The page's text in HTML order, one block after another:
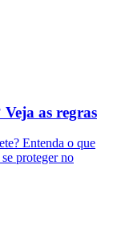
Veja as regras
Entenda o que
proteger no